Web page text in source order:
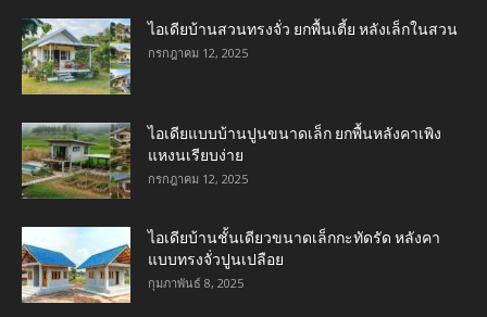
ไอเดียบ้านสวนทรงจั่ว ยกพื้นเตี้ย หลังเล็กในสวน
กรกฎาคม 12, 2025
ไอเดียแบบบ้านปูนขนาดเล็ก ยกพื้นหลังคาเพิง
แหงนเรียบง่าย
กรกฎาคม 12, 2025
ไอเดียบ้านชั้นเดียวขนาดเล็กกะทัดรัด หลังคา
แบบทรงจั่วปูนเปลือย
กุมภาพันธ์ 8, 2025